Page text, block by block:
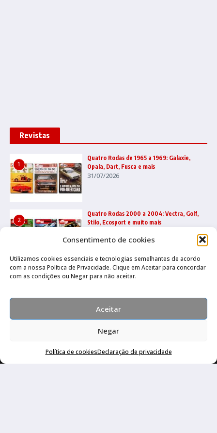
Consentimento de cookies
Utilizamos cookies essenciais e tecnologias semelhantes de acordo
com a nossa Política de Privacidade. Clique em Aceitar para concordar
com as condições ou Negar para não aceitar.
Aceitar
Negar
Política de cookiesDeclaração de privacidade
Revistas
1
Quatro Rodas de 1965 a 1969: Galaxie,
Opala, Dart, Fusca e mais
31/07/2026
2
Quatro Rodas 2000 a 2004: Vectra, Golf,
Stilo, Ecosport e muito mais
3
Quatro Rodas 1995 a 1999: Ka, Marea,
grandes esportivos e mais